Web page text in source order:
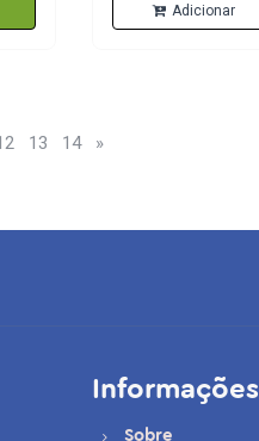
Adicionar
13 14 »
Informações
Sobre